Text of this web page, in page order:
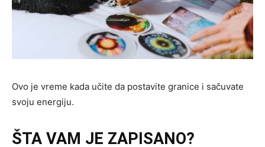
Ovo je vreme kada učite da postavite granice i sačuvate
svoju energiju.
ŠTA VAM JE ZAPISANO?